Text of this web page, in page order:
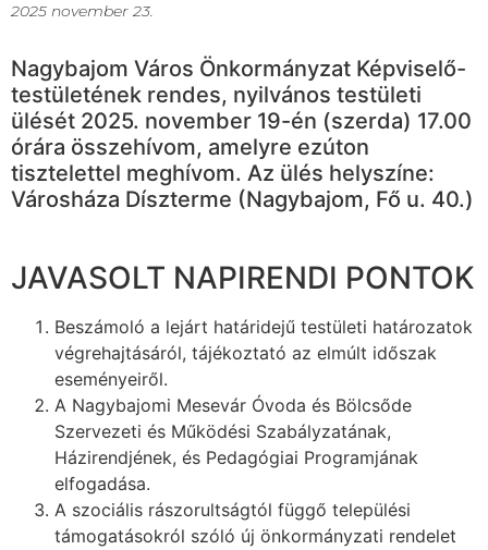
2025 november 23.
Nagybajom Város Önkormányzat Képviselő-
testületének rendes, nyilvános testületi
ülését 2025. november 19-én (szerda) 17.00
órára összehívom, amelyre ezúton
tisztelettel meghívom. Az ülés helyszíne:
Városháza Díszterme (Nagybajom, Fő u. 40.)
JAVASOLT NAPIRENDI PONTOK
Beszámoló a lejárt határidejű testületi határozatok
végrehajtásáról, tájékoztató az elmúlt időszak
eseményeiről.
A Nagybajomi Mesevár Óvoda és Bölcsőde
Szervezeti és Működési Szabályzatának,
Házirendjének, és Pedagógiai Programjának
elfogadása.
A szociális rászorultságtól függő települési
támogatásokról szóló új önkormányzati rendelet